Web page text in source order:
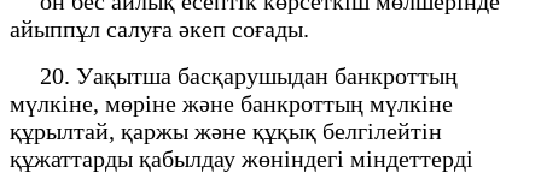
айыппұл салуға әкеп соғады.
20. Уақытша басқарушыдан банкроттың
мүлкіне, мөріне және банкроттың мүлкіне
құрылтай, қаржы және құқық белгілейтін
құжаттарды қабылдау жөніндегі міндеттерді